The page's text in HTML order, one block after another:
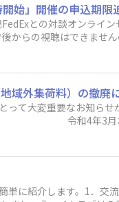
始」開催の申込期限
との対談オンライ
らの視聴はできませ
announcements/
きな要因は配送業者の
してもらうのではな
きるのではないかと思
ている方をみると他
ンラインに参加したら
追加の質疑応答の時間
います！eBayサポート
域外集荷料）の撤廃
て大変重要なお知ら
デック
すますご清栄のことと
では日本各地のお客様
しました。沖縄県全
る詳細は弊社担当営業
料金のお見積をいただ
ますよう一層努めて参
に紹介します。1．交